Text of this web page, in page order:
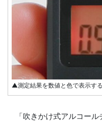
▲測定結果を数値と色で表示す
「吹きかけ式アルコール